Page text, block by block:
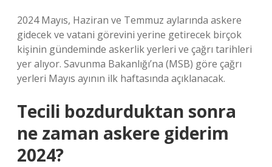
2024 Mayıs, Haziran ve Temmuz aylarında askere
gidecek ve vatani görevini yerine getirecek birçok
kişinin gündeminde askerlik yerleri ve çağrı tarihleri ​​
yer alıyor. Savunma Bakanlığı’na (MSB) göre çağrı
yerleri Mayıs ayının ilk haftasında açıklanacak.
Tecili bozdurduktan sonra
ne zaman askere giderim
2024?